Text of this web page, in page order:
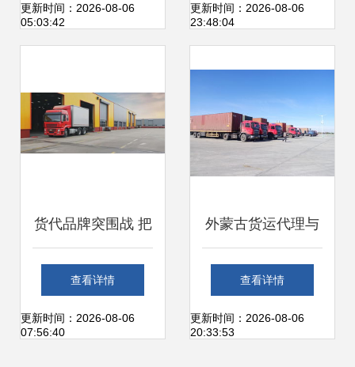
高效不止一步
更新时间：2026-08-06
05:03:42
棒进口的全流程解
更新时间：2026-08-06
23:48:04
货代品牌突围战 把
握要点，打造无敌
品牌
查看详情
更新时间：2026-08-06
07:56:40
外蒙古货运代理与
报关报检全攻略
——打破贸易壁垒
查看详情
更新时间：2026-08-06
20:33:53